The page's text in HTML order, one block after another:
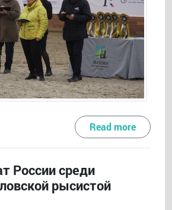
Read more
России среди
рысистой